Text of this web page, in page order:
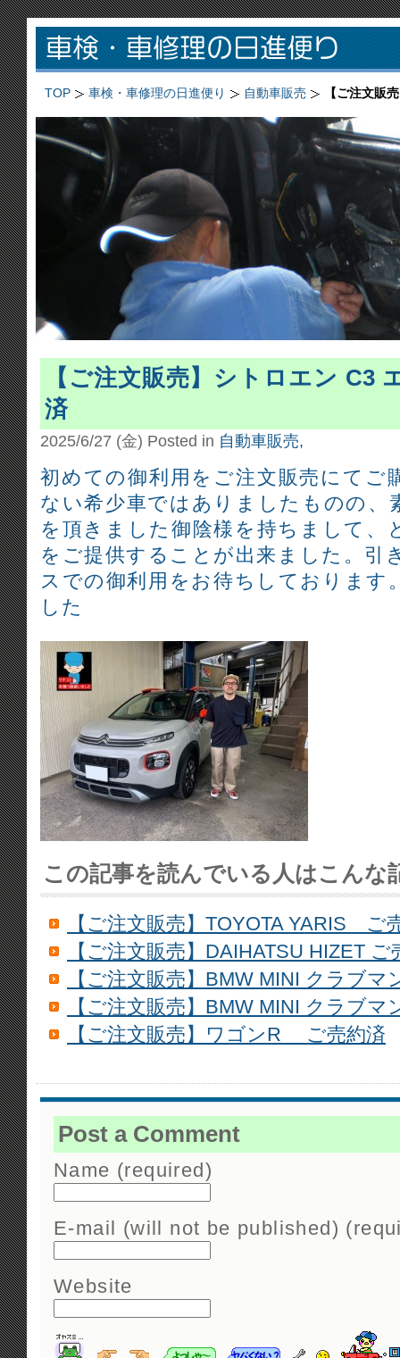
TOP 車検・車修理の日進便り 自動車販売 【ご注文販
【ご注文販売】シトロエン
済
2025/6/27 (金) Posted in 自動車販売,
初めての御利用をご注文販売にてご
ない希少車ではありましたものの、
を頂きました御陰様を持ちまして、
をご提供することが出来ました。引
スでの御利用をお待ちしております
した
この記事を読んでいる人はこんな
【ご注文販売】TOYOTA YARIS ご
【ご注文販売】DAIHATSU HIZET ご
【ご注文販売】BMW MINI クラブ
【ご注文販売】BMW MINI クラブマ
【ご注文販売】ワゴンR ご売約済
Post a Comment
Name (required)
E-mail (will not be published)
Website